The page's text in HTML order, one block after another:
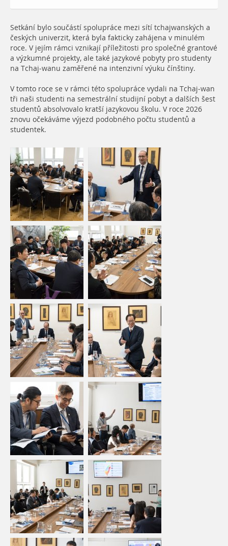
Setkání bylo součástí spolupráce mezi sítí tchajwanských a
českých univerzit, která byla fakticky zahájena v minulém
roce. V jejím rámci vznikají příležitosti pro společné grantové
a výzkumné projekty, ale také jazykové pobyty pro studenty
na Tchaj-wanu zaměřené na intenzivní výuku čínštiny.
V tomto roce se v rámci této spolupráce vydali na Tchaj-wan
tři naši studenti na semestrální studijní pobyt a dalších šest
studentů absolvovalo kratší jazykovou školu. V roce 2026
znovu očekáváme výjezd podobného počtu studentů a
studentek.